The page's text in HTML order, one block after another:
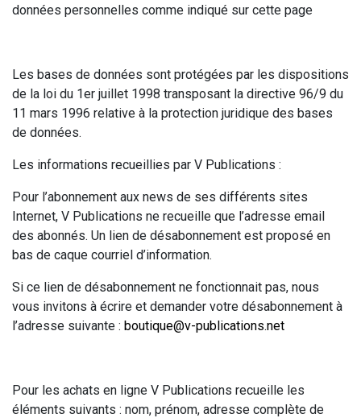
données personnelles comme indiqué sur cette page
Les bases de données sont protégées par les dispositions
de la loi du 1er juillet 1998 transposant la directive 96/9 du
11 mars 1996 relative à la protection juridique des bases
de données.
Les informations recueillies par V Publications :
Pour l’abonnement aux news de ses différents sites
Internet, V Publications ne recueille que l’adresse email
des abonnés. Un lien de désabonnement est proposé en
bas de caque courriel d’information.
Si ce lien de désabonnement ne fonctionnait pas, nous
vous invitons à écrire et demander votre désabonnement à
l’adresse suivante : boutique@v-publications.net
Pour les achats en ligne V Publications recueille les
éléments suivants : nom, prénom, adresse complète de